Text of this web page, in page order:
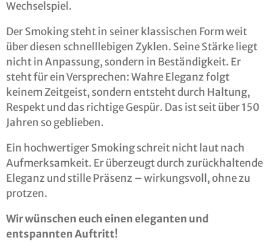
Wechselspiel.
Der Smoking steht in seiner klassischen Form weit
über diesen schnelllebigen Zyklen. Seine Stärke liegt
nicht in Anpassung, sondern in Beständigkeit. Er
steht für ein Versprechen: Wahre Eleganz folgt
keinem Zeitgeist, sondern entsteht durch Haltung,
Respekt und das richtige Gespür. Das ist seit über 150
Jahren so geblieben.
Ein hochwertiger Smoking schreit nicht laut nach
Aufmerksamkeit. Er überzeugt durch zurückhaltende
Eleganz und stille Präsenz – wirkungsvoll, ohne zu
protzen.
Wir wünschen euch einen eleganten und
entspannten Auftritt!